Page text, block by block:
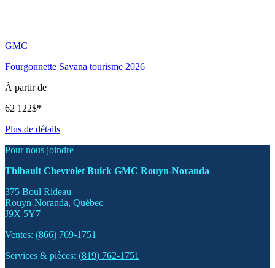
GMC
Fourgonnette Savana tourisme 2026
À partir de
62 122$*
Plus de détails
Pour nous joindre
Thibault Chevrolet Buick GMC Rouyn-Noranda
375 Boul Rideau
Rouyn-Noranda, Québec
J9X 5Y7
Ventes: (866) 769-1751
Services & pièces: (819) 762-1751